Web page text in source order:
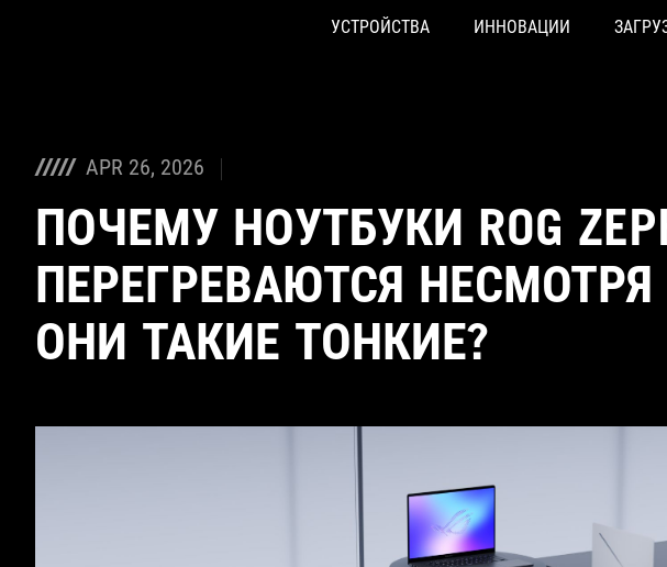
УСТРОЙСТВА ИННОВАЦИИ
APR 26, 2026
ПОЧЕМУ НОУТБУКИ ROG
ПЕРЕГРЕВАЮТСЯ
ОНИ ТАКИЕ ТОНКИЕ?